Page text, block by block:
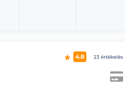
4.8 23 értékelés